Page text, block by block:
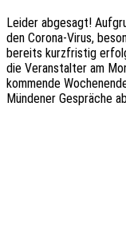
Leider abge­sagt!
den Corona-Virus,
bereits kurz­fris­tig
die Veran­stal­ter am
kommen­de
Münde­ner Gesprä­che